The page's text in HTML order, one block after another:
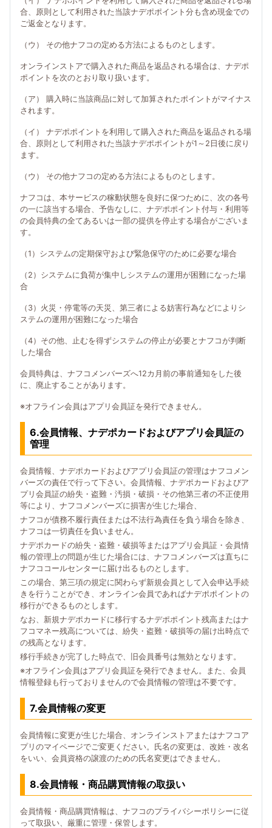
合、原則として利用された当該ナデポポイント分も含め現金での
ご返金となります。
（ウ） その他ナフコの定める方法によるものとします。
オンラインストアで購入された商品を返品される場合は、ナデポ
ポイントを次のとおり取り扱います。
（ア） 購入時に当該商品に対して加算されたポイントがマイナス
されます。
（イ） ナデポポイントを利用して購入された商品を返品される場
合、原則として利用された当該ナデポポイントが1～2日後に戻り
ます。
（ウ） その他ナフコの定める方法によるものとします。
ナフコは、本サービスの稼動状態を良好に保つために、次の各号
の一に該当する場合、予告なしに、ナデポポイント付与・利用等
の会員特典の全てあるいは一部の提供を停止する場合がございま
す。
（1）システムの定期保守および緊急保守のために必要な場合
（2）システムに負荷が集中しシステムの運用が困難になった場
合
（3）火災・停電等の天災、第三者による妨害行為などによりシ
ステムの運用が困難になった場合
（4）その他、止むを得ずシステムの停止が必要とナフコが判断
した場合
会員特典は、ナフコメンバーズへ12カ月前の事前通知をした後
に、廃止することがあります。
※オフライン会員はアプリ会員証を発行できません。
6.会員情報、ナデポカードおよびアプリ会員証の
管理
会員情報、ナデポカードおよびアプリ会員証の管理はナフコメン
バーズの責任で行って下さい。会員情報、ナデポカードおよびア
プリ会員証の紛失・盗難・汚損・破損・その他第三者の不正使用
等により、ナフコメンバーズに損害が生じた場合、
ナフコが債務不履行責任または不法行為責任を負う場合を除き、
ナフコは一切責任を負いません。
ナデポカードの紛失・盗難・破損等またはアプリ会員証・会員情
報の管理上の問題が生じた場合には、ナフコメンバーズは直ちに
ナフココールセンターに届け出るものとします。
この場合、第三項の規定に関わらず新規会員として入会申込手続
きを行うことができ、オンライン会員であればナデポポイントの
移行ができるものとします。
なお、新規ナデポカードに移行するナデポポイント残高またはナ
フコマネー残高については、紛失・盗難・破損等の届け出時点で
の残高となります。
移行手続きが完了した時点で、旧会員番号は無効となります。
※オフライン会員はアプリ会員証を発行できません。また、会員
情報登録も行っておりませんので会員情報の管理は不要です。
7.会員情報の変更
会員情報に変更が生じた場合、オンラインストアまたはナフコア
プリのマイページでご変更ください。氏名の変更は、改姓・改名
をいい、会員資格の譲渡のための氏名変更はできません。
8.会員情報・商品購買情報の取扱い
会員情報・商品購買情報は、ナフコのプライバシーポリシーに従
って取扱い、厳重に管理・保管します。